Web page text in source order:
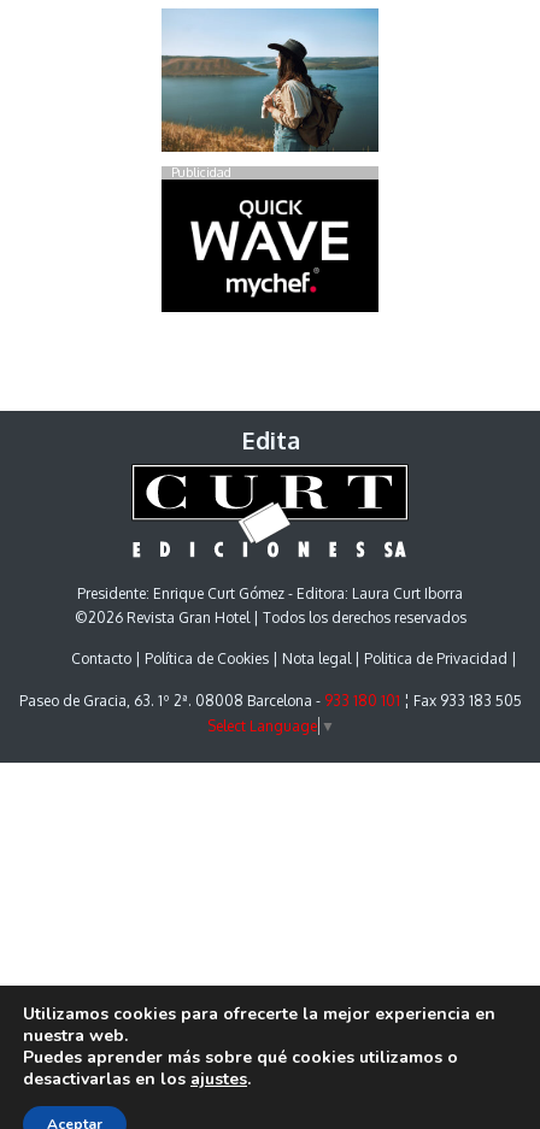
Publicidad
Edita
Presidente: Enrique Curt Gómez - Editora: Laura Curt Iborra
©2026 Revista Gran Hotel | Todos los derechos reservados
Contacto Política de Cookies Nota legal Politica de Privacidad
Paseo de Gracia, 63. 1º 2ª. 08008 Barcelona - 933 180 101 ¦ Fax 933 183 505
Select Language ▼
Utilizamos cookies para ofrecerte la mejor experiencia en
nuestra web.
Puedes aprender más sobre qué cookies utilizamos o
desactivarlas en los ajustes.
Aceptar